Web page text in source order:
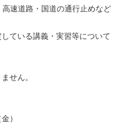
速道路・国道の通行止めなど
ている講義・実習等について
せん。
）